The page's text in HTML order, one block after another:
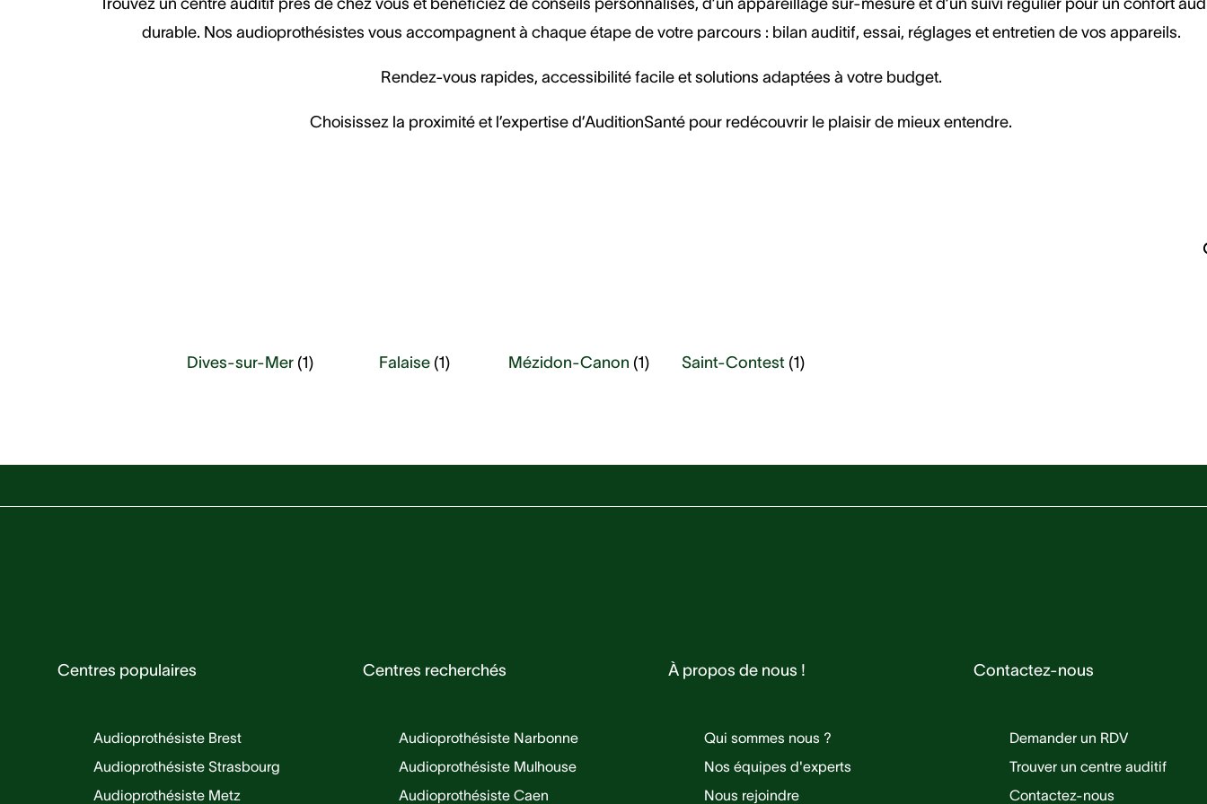
durable. Nos audioprothésistes vous accompagnent à chaque étape de votre parcours : bilan auditif, essai, réglages et entretien de vos appareils.
Rendez-vous rapides, accessibilité facile et solutions adaptées à votre budget.
Choisissez la proximité et l’expertise d’AuditionSanté pour redécouvrir le plaisir de mieux entendre.
Dives-sur-Mer (1) Falaise (1) Mézidon-Canon (1) Saint-Contest (1)
Centres populaires
Audioprothésiste Brest
Audioprothésiste Strasbourg
Audioprothésiste Metz
Centres recherchés
Audioprothésiste Narbonne
Audioprothésiste Mulhouse
Audioprothésiste Caen
À propos de nous !
Qui sommes nous ?
Nos équipes d'experts
Nous rejoindre
Contactez-nous
Demander un RDV
Trouver un centre auditif
Contactez-nous